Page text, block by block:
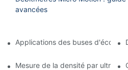
avancées
Applications des buses
Mesure de la densité par